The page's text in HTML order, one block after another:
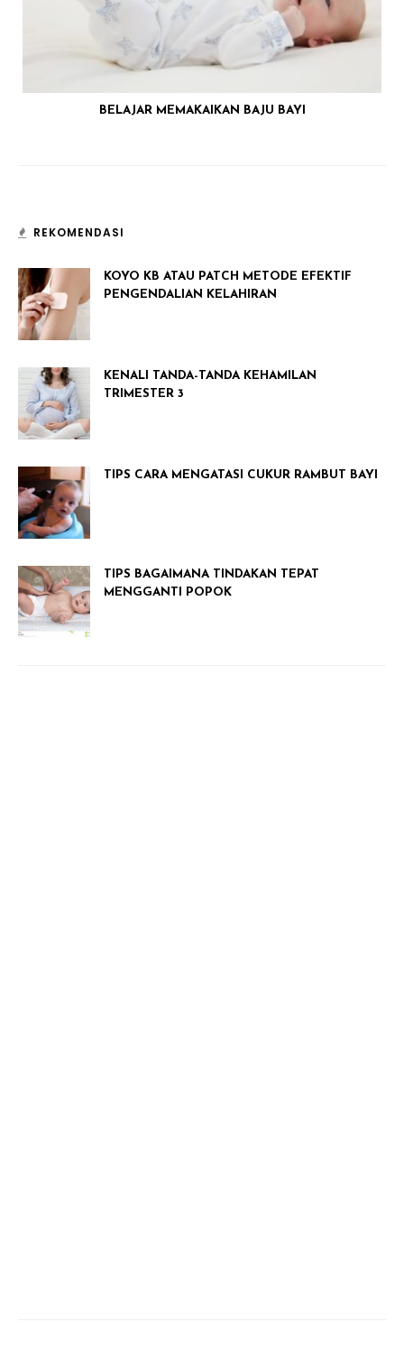
BELAJAR MEMAKAIKAN BAJU BAYI
REKOMENDASI
KOYO KB ATAU PATCH METODE EFEKTIF
PENGENDALIAN KELAHIRAN
KENALI TANDA-TANDA KEHAMILAN
TRIMESTER 3
TIPS CARA MENGATASI CUKUR RAMBUT BAYI
TIPS BAGAIMANA TINDAKAN TEPAT
MENGGANTI POPOK